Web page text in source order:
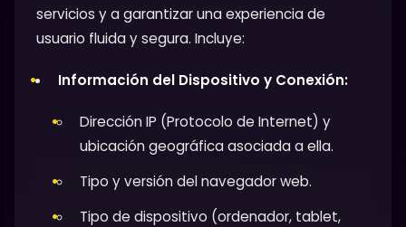
servicios y a garantizar una experiencia de
usuario fluida y segura. Incluye:
Información del Dispositivo y Conexión:
Dirección IP (Protocolo de Internet) y
ubicación geográfica asociada a ella.
Tipo y versión del navegador web.
Tipo de dispositivo (ordenador, tablet,